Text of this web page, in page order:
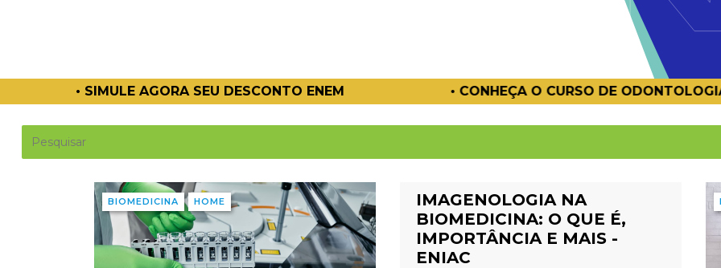
SEU DESCONTO ENEM • CONHEÇA O CURSO DE ODONTOLOGIA 🦷 •
BIOMEDICINA HOME
IMAGENOLOGIA NA
BIOMEDICINA: O QUE É,
IMPORTÂNCIA E MAIS -
ENIAC